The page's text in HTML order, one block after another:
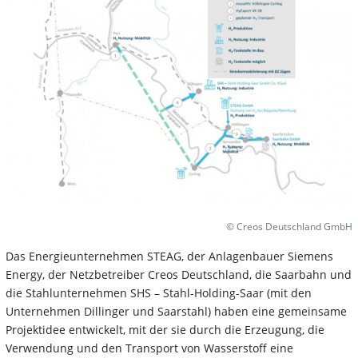
Das Energieunternehmen STEAG, der Anlagenbauer Siemens
Energy, der Netzbetreiber Creos Deutschland, die Saarbahn und
die Stahlunternehmen SHS – Stahl-Holding-Saar (mit den
Unternehmen Dillinger und Saarstahl) haben eine gemeinsame
Projektidee entwickelt, mit der sie durch die Erzeugung, die
Verwendung und den Transport von Wasserstoff eine
© Creos Deutschland GmbH